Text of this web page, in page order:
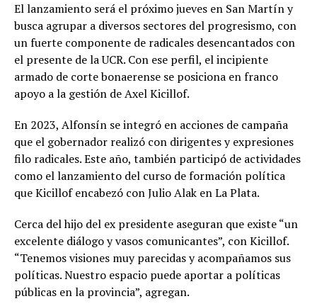
El lanzamiento será el próximo jueves en San Martín y
busca agrupar a diversos sectores del progresismo, con
un fuerte componente de radicales desencantados con
el presente de la UCR. Con ese perfil, el incipiente
armado de corte bonaerense se posiciona en franco
apoyo a la gestión de Axel Kicillof.
En 2023, Alfonsín se integró en acciones de campaña
que el gobernador realizó con dirigentes y expresiones
filo radicales. Este año, también participó de actividades
como el lanzamiento del curso de formación política
que Kicillof encabezó con Julio Alak en La Plata.
Cerca del hijo del ex presidente aseguran que existe “un
excelente diálogo y vasos comunicantes”, con Kicillof.
“Tenemos visiones muy parecidas y acompañamos sus
políticas. Nuestro espacio puede aportar a políticas
públicas en la provincia”, agregan.